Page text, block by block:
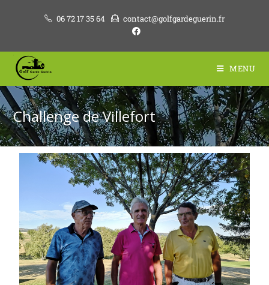
06 72 17 35 64 contact@golfgardeguerin.fr
MENU
Challenge de Villefort